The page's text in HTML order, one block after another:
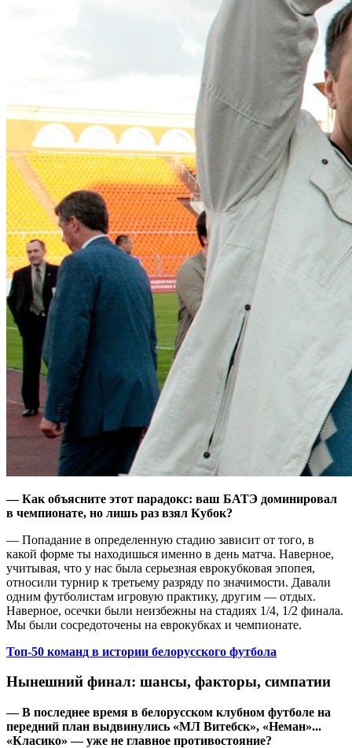
— Как объясните этот парадокс: ваш БАТЭ доминировал
в чемпионате, но лишь раз взял Кубок?
— Попадание в определенную стадию зависит от того, в
какой форме ты находишься именно в день матча. Наверное,
учитывая, что у нас была серьезная еврокубковая эпопея,
относили турнир к третьему разряду по значимости. Давали
одним футболистам игровую практику, другим — отдых.
Наверное, осечки были неизбежны на стадиях 1/4, 1/2 финала.
Мы были сосредоточены на еврокубках и чемпионате.
Топ-50 команд в истории белорусского футбола
Нынешний финал: шансы, факторы, симпатии
— В последнее время в белорусском клубном футболе на
передний план выдвинулись «МЛ Витебск», «Неман»...
«Класико» — уже не главное противостояние?